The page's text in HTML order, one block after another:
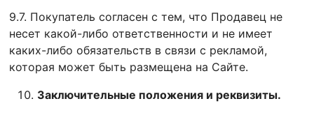
9.7. Покупатель согласен с тем, что Продавец не
несет какой-либо ответственности и не имеет
каких-либо обязательств в связи с рекламой,
которая может быть размещена на Сайте.
Заключительные положения и реквизиты.